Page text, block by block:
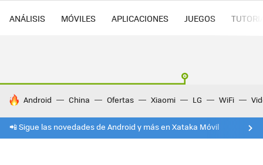
ANÁLISIS MÓVILES APLICACIONES JUEGOS
HOY SE HABLA DE
Android China Ofertas Xiaomi LG WiFi
📲 Sigue las novedades de Android y más en Xataka Móvil